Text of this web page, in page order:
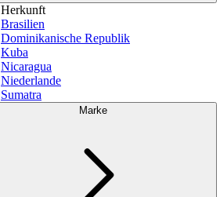
Herkunft
Brasilien
Dominikanische Republik
Kuba
Nicaragua
Niederlande
Sumatra
Marke